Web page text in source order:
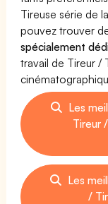
Tireuse série de
pouvez trouver
spécialement
travail de Tireur /
Les
Tireur
Les
/